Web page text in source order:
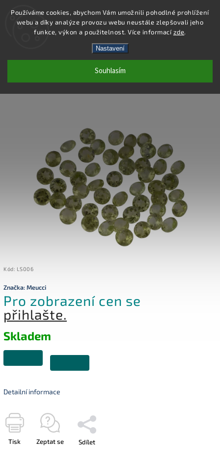
Používáme cookies, abychom Vám umožnili pohodlné prohlížení
webu a díky analýze provozu webu neustále zlepšovali jeho
funkce, výkon a použitelnost. Více informacízde.
Nastavení
Souhlasím
Hledat
LS006 - OLIVÍN PŘÍRODNÍ KULATÝ -
Kód: LS006
Značka:Meucci
Pro zobrazení cen se
přihlašte.
Skladem
Detailní informace
Tisk Zeptat se Sdílet